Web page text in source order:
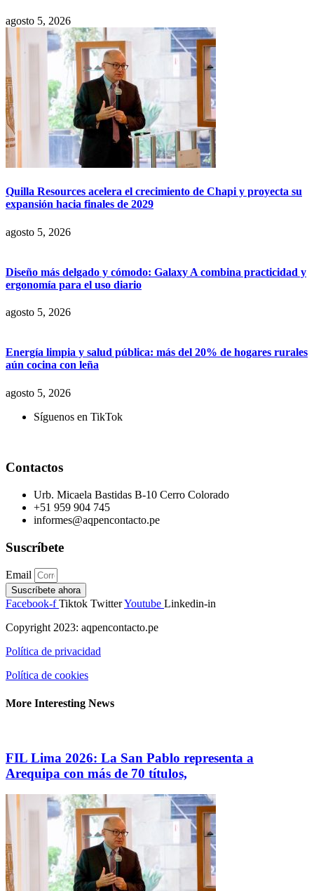
agosto 5, 2026
Quilla Resources acelera el crecimiento de Chapi y proyecta su
expansión hacia finales de 2029
agosto 5, 2026
Diseño más delgado y cómodo: Galaxy A combina practicidad y
ergonomía para el uso diario
agosto 5, 2026
Energía limpia y salud pública: más del 20% de hogares rurales
aún cocina con leña
agosto 5, 2026
Síguenos en TikTok
Contactos
Urb. Micaela Bastidas B-10 Cerro Colorado
+51 959 904 745
informes@aqpencontacto.pe
Suscríbete
Email
Suscríbete ahora
Facebook-f Tiktok TwitterYoutube Linkedin-in
Copyright 2023: aqpencontacto.pe
Política de privacidad
Política de cookies
More Interesting News
FIL Lima 2026: La San Pablo representa a
Arequipa con más de 70 títulos,